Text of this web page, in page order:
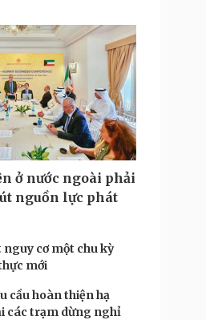
Tiêu dùng
Tỷ giá
Chứng khoán
Giá cà phê
nghệ
Sành điệu
Tin Công nghệ
Trải nghiệm
Chuyển đổi số
Câu chuyện thời sự
Đọc truyện đêm khuya
Cửa sổ tình yêu
Kể chuyện cho bé
ở nước ngoài phải
nguồn lực phát
nguy cơ một chu kỳ
mới
cầu hoàn thiện hạ
các trạm dừng nghỉ